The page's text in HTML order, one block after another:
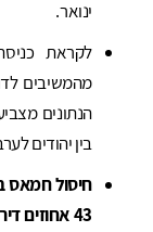
ינואר.
לקראת
מהמשיבים
הנתונים
בין יהודים
חיסול חמאס
43 אחוזים דירגו אותה במקום הראשון.